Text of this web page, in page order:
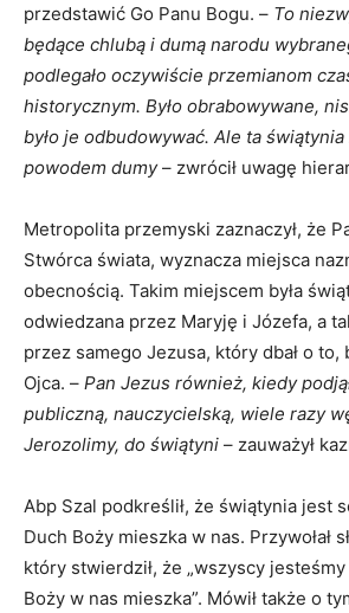
przedstawić Go Panu Bogu. – To
będące chlubą i dumą narodu
podlegało oczywiście przemianom
historycznym. Było obrabowywane,
było je odbudowywać. Ale ta świątynia
powodem dumy– zwrócił uwagę
Metropolita przemyski zaznaczył, że
Stwórca świata, wyznacza miejsca
obecnością. Takim miejscem była
odwiedzana przez Maryję i Józefa, a
przez samego Jezusa, który dbał o to,
Ojca. – Pan Jezus również, kiedy
publiczną, nauczycielską, wiele razy
Jerozolimy, do świątyni – zauważył
Abp Szal podkreślił, że świątynia jest
Duch Boży mieszka w nas. Przywołał
który stwierdził, że „wszyscy
Boży w nas mieszka”. Mówił także o